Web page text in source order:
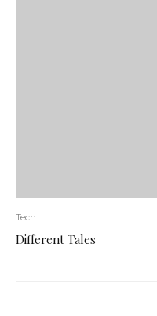
Tech
Different Tales